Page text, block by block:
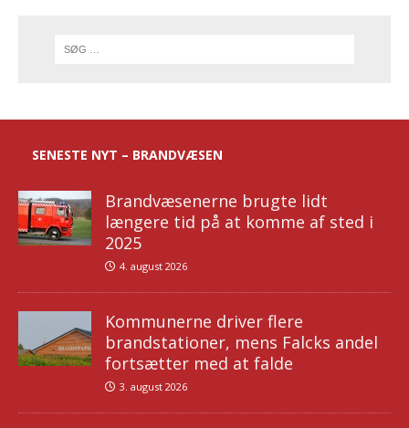
SENESTE NYT – BRANDVÆSEN
Brandvæsenerne brugte lidt
længere tid på at komme af sted i
2025
4. august 2026
Kommunerne driver flere
brandstationer, mens Falcks andel
fortsætter med at falde
3. august 2026